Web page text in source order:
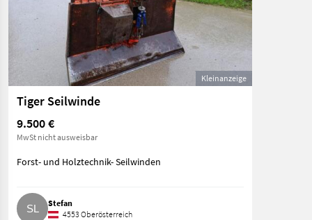
Kleinanzeige
Tiger Seilwinde
9.500 €
MwSt nicht ausweisbar
Forst- und Holztechnik- Seilwinden
Stefan
4553 Oberösterreich